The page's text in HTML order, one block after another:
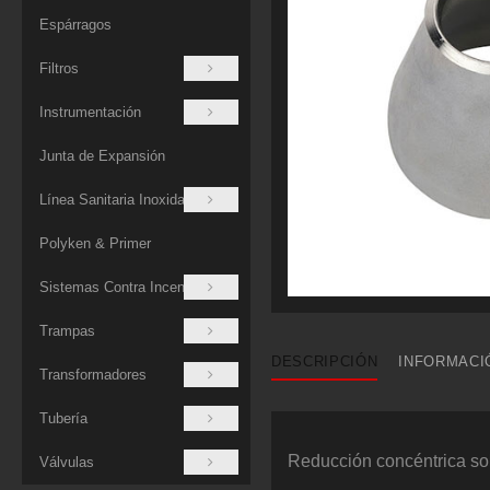
Espárragos
Filtros
Instrumentación
Junta de Expansión
Línea Sanitaria Inoxidable
Polyken & Primer
Sistemas Contra Incendios
Trampas
Transformadores
Tubería
Válvulas
DESCRIPCIÓN
Reducción concéntrica